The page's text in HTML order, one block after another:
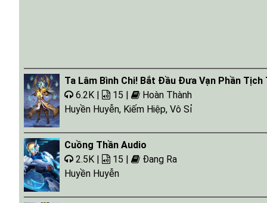
Ta Lâm Bình Chi! Bắt Đầu Đưa Vạn Phần Tịch
6.2K |
15 |
Hoàn Thành
Huyền Huyễn, Kiếm Hiệp, Vô Sỉ
Cuồng Thần Audio
2.5K |
15 |
Đang Ra
Huyền Huyễn